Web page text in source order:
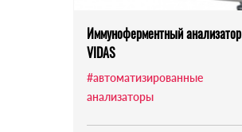
Иммуноферментный анализатор
VIDAS
#автоматизированные
анализаторы